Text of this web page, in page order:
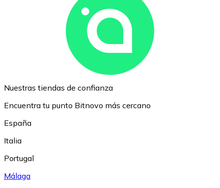
Nuestras tiendas de confianza
Encuentra tu punto Bitnovo más cercano
España
Italia
Portugal
Málaga